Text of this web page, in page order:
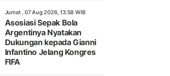
Jumat , 07 Aug 2026, 13:58 WIB
Asosiasi Sepak Bola
Argentinya Nyatakan
Dukungan kepada Gianni
Infantino Jelang Kongres
FIFA